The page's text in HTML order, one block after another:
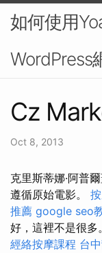
如何使用
WordPress
Cz
Oct 8, 2013
克里斯蒂娜·阿普
遵循原始電影。
推薦 google seo
好，這裡不是很多
經絡按摩課程 台